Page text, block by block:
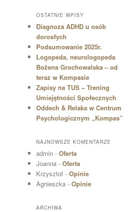
OSTATNIE WPISY
Diagnoza ADHD u osób
dorosłych
Podsumowanie 2025r.
Logopeda, neurologopeda
Bożena Grochowalska – od
teraz w Kompasie
Zapisy na TUS – Trening
Umiejętności Społecznych
Oddech & Relaks w Centrum
Psychologicznym „Kompas”
NAJNOWSZE KOMENTARZE
admin - Oferta
Joanna - Oferta
Krzysztof - Opinie
Agnieszka - Opinie
ARCHIWA